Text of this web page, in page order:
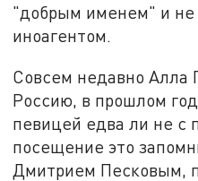
"добрым именем" и не
иноагентом.
Совсем недавно Алла
Россию, в прошлом
певицей едва ли не с
посещение это
Дмитрием Песковым,